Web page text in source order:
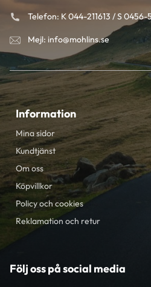
Telefon: K 044-211613 / S
Mejl: info@mohlins.se
Information
Mina sidor
Kundtjänst
Om oss
Köpvillkor
Policy och cookies
Reklamation och retur
Följ oss på social media